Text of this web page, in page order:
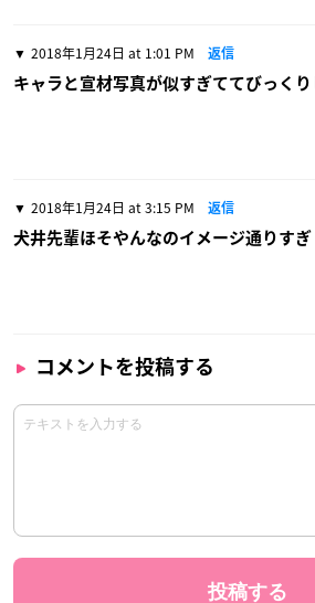
2018年1月24日 at 1:01 PM 返信
キャラと宣材写真が似すぎててびっく
2018年1月24日 at 3:15 PM 返信
犬井先輩ほそやんなのイメージ通りすぎ
コメントを投稿する